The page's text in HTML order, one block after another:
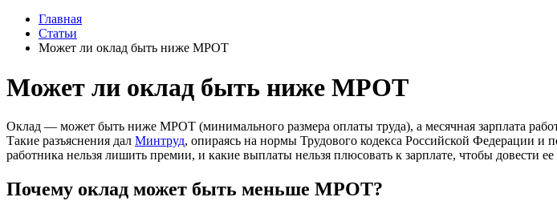
Главная
Статьи
Может ли оклад быть ниже МРОТ
Может ли оклад быть ниже МРОТ
Оклад — может быть ниже МРОТ (минимального размера оплаты труда), а месячная зарплата
Такие разъяснения дал Минтруд, опираясь на нормы Трудового кодекса Российской Федерации и
работника нельзя лишить премии, и какие выплаты нельзя плюсовать к зарплате, чтобы довести
Почему оклад может быть меньше МРОТ?